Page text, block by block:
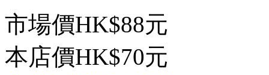
市場價HK$88元
本店價HK$70元